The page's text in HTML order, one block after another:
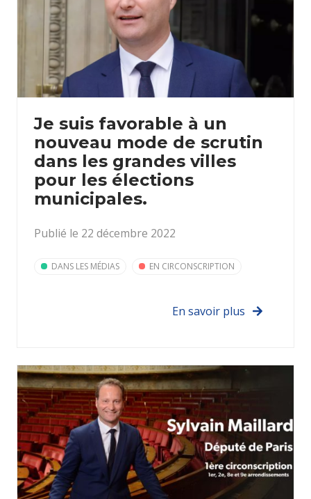
Je suis favorable à un
nouveau mode de scrutin
dans les grandes villes
pour les élections
municipales.
Publié le 22 décembre 2022
DANS LES MÉDIAS EN CIRCONSCRIPTION
En savoir plus